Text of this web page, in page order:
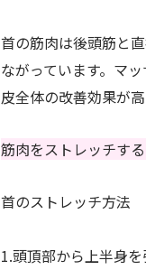
首の筋肉は後頭筋と
ながっています。マ
皮全体の改善効果が
筋肉をストレッチす
首のストレッチ方法
1.頭頂部から上半身